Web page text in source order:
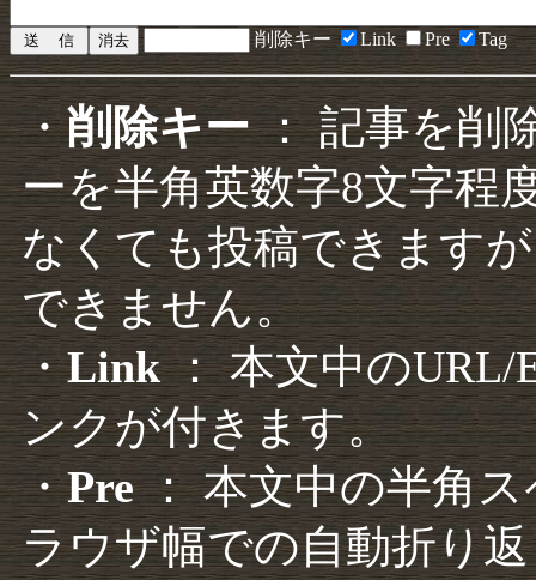
削除キー Link Pre Tag
・削除キー： 記事を削
ーを半角英数字8文字程
なくても投稿できます
できません。
・Link： 本文中のURL/
ンクが付きます。
・Pre： 本文中の半角
ラウザ幅での自動折り